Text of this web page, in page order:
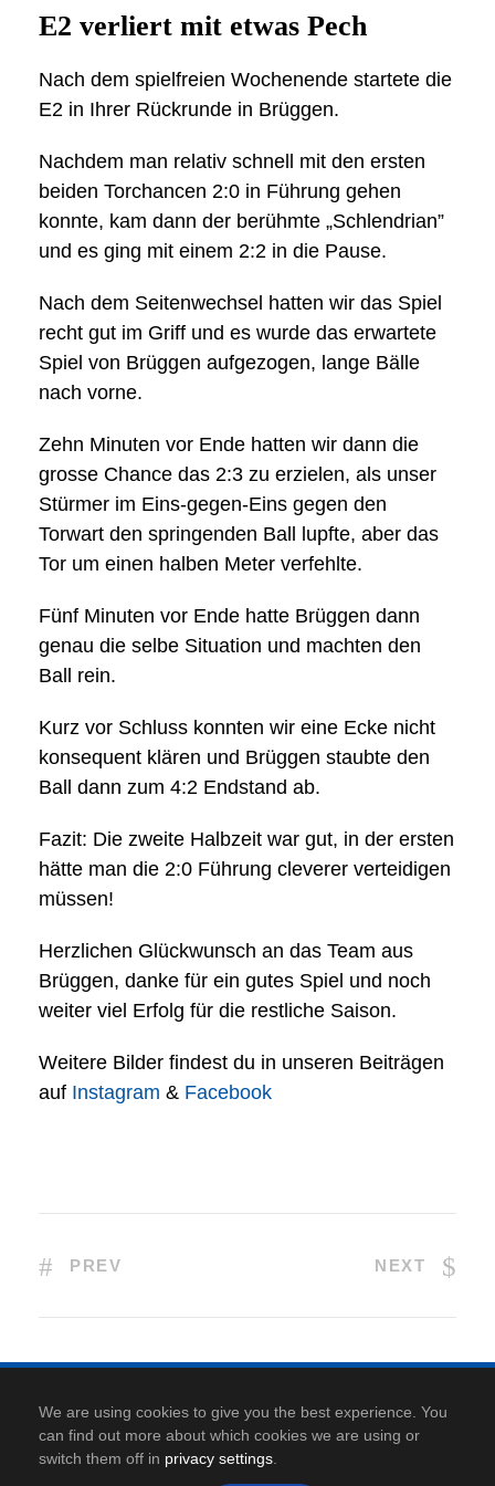
E2 verliert mit etwas Pech
Nach dem spielfreien Wochenende startete die
E2 in Ihrer Rückrunde in Brüggen.
Nachdem man relativ schnell mit den ersten
beiden Torchancen 2:0 in Führung gehen
konnte, kam dann der berühmte „Schlendrian”
und es ging mit einem 2:2 in die Pause.
Nach dem Seitenwechsel hatten wir das Spiel
recht gut im Griff und es wurde das erwartete
Spiel von Brüggen aufgezogen, lange Bälle
nach vorne.
Zehn Minuten vor Ende hatten wir dann die
grosse Chance das 2:3 zu erzielen, als unser
Stürmer im Eins-gegen-Eins gegen den
Torwart den springenden Ball lupfte, aber das
Tor um einen halben Meter verfehlte.
Fünf Minuten vor Ende hatte Brüggen dann
genau die selbe Situation und machten den
Ball rein.
Kurz vor Schluss konnten wir eine Ecke nicht
konsequent klären und Brüggen staubte den
Ball dann zum 4:2 Endstand ab.
Fazit: Die zweite Halbzeit war gut, in der ersten
hätte man die 2:0 Führung cleverer verteidigen
müssen!
Herzlichen Glückwunsch an das Team aus
Brüggen, danke für ein gutes Spiel und noch
weiter viel Erfolg für die restliche Saison.
Weitere Bilder findest du in unseren Beiträgen
auf Instagram & Facebook
PREV NEXT
Impressum
We are using cookies to give you the best experience. You
can find out more about which cookies we are using or
switch them off in privacy settings